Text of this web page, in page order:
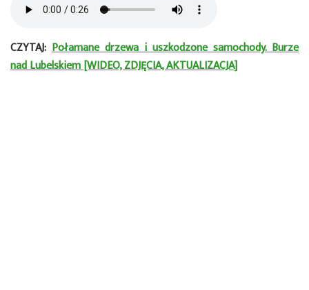
CZYTAJ: Połamane drzewa i uszkodzone samochody. Burze
nad Lubelskiem [WIDEO, ZDJĘCIA, AKTUALIZACJA]